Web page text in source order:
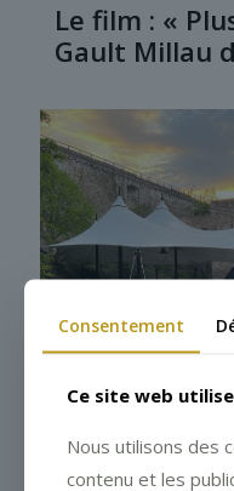
Le film : «
Gault Millau
Consentement
Ce site web
Nous utilisons des
contenu et les